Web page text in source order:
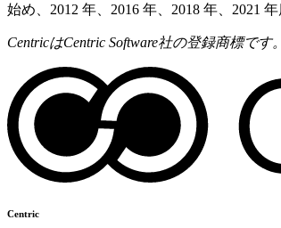
始め、2012 年、2016 年、2018 年、2021
CentricはCentric Software社の登録商標で
Centric